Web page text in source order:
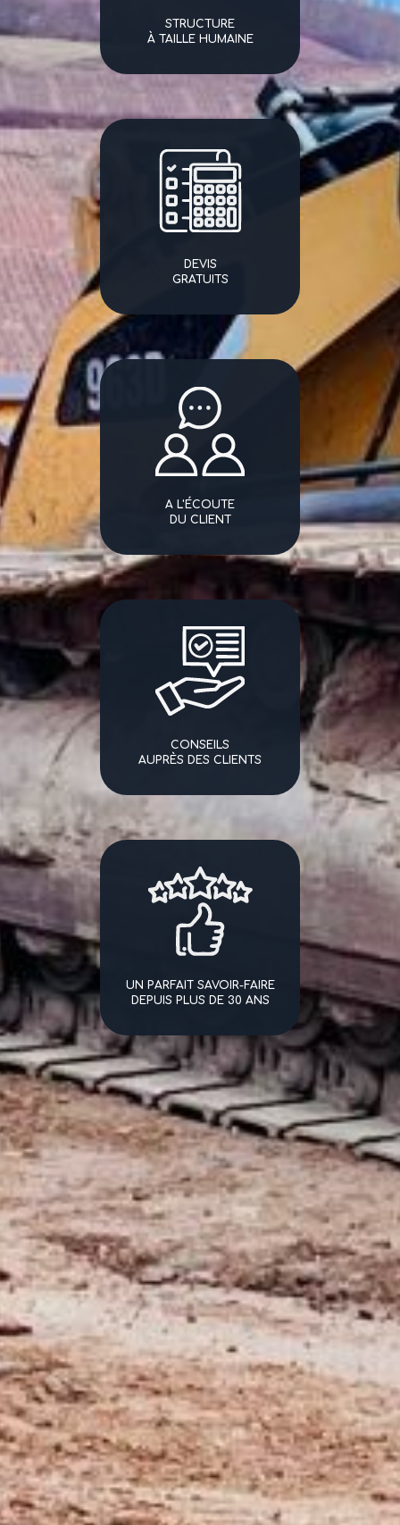
STRUCTURE
À TAILLE HUMAINE
DEVIS
GRATUITS
A L'ÉCOUTE
DU CLIENT
CONSEILS
AUPRÈS DES CLIENTS
UN PARFAIT SAVOIR-FAIRE
DEPUIS PLUS DE 30 ANS